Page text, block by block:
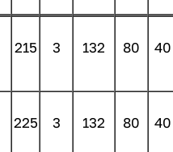
215 3 132 80 40
225 3 132 80 40